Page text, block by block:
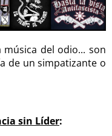
del odio... son
de un simpatizante o
sin Líder: